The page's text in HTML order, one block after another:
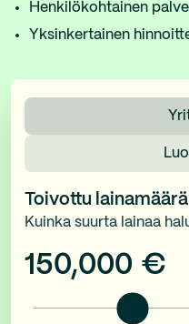
Henkilökohtainen
Yksinkertainen
Toivottu lainamäärä
Kuinka suurta lainaa
150,000 €